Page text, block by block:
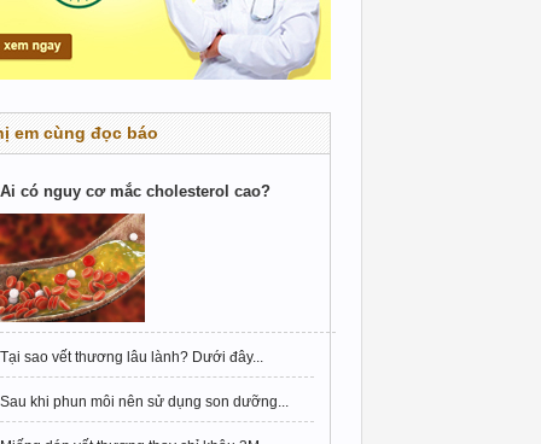
em cùng đọc báo
Ai có nguy cơ mắc cholesterol cao?
Tại sao vết thương lâu lành? Dưới đây...
Sau khi phun môi nên sử dụng son dưỡng...